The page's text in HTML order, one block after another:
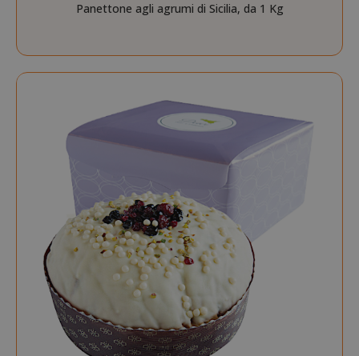
Panettone agli agrumi di Sicilia, da 1 Kg